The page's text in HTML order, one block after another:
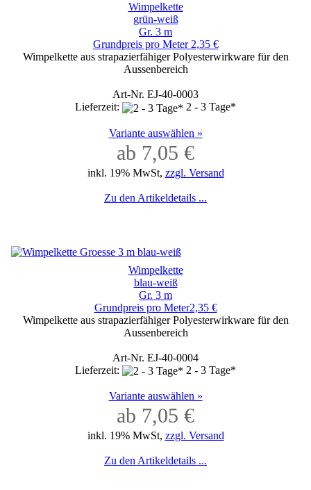
Wimpelkette
grün-weiß
Gr. 3 m
Grundpreis pro Meter 2,35 €
Wimpelkette aus strapazierfähiger Polyesterwirkware für den
Aussenbereich
Art-Nr. EJ-40-0003
Lieferzeit:
2 - 3 Tage*
Variante auswählen »
ab 7,05 €
inkl. 19% MwSt, zzgl. Versand
Zu den Artikeldetails ...
Wimpelkette
blau-weiß
Gr. 3 m
Grundpreis pro Meter2,35 €
Wimpelkette aus strapazierfähiger Polyesterwirkware für den
Aussenbereich
Art-Nr. EJ-40-0004
Lieferzeit:
2 - 3 Tage*
Variante auswählen »
ab 7,05 €
inkl. 19% MwSt, zzgl. Versand
Zu den Artikeldetails ...